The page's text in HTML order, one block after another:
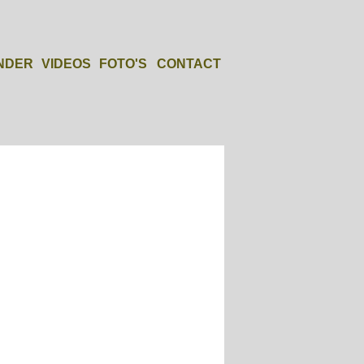
CONTACT
FOTO'S
VIDEOS